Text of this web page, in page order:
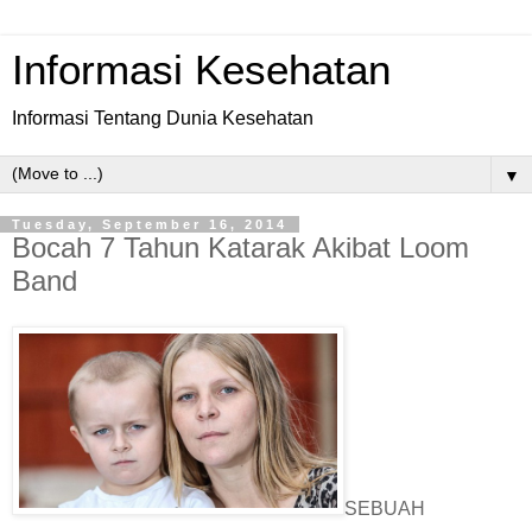
Informasi Kesehatan
Informasi Tentang Dunia Kesehatan
▼
Tuesday, September 16, 2014
Bocah 7 Tahun Katarak Akibat Loom
Band
SEBUAH